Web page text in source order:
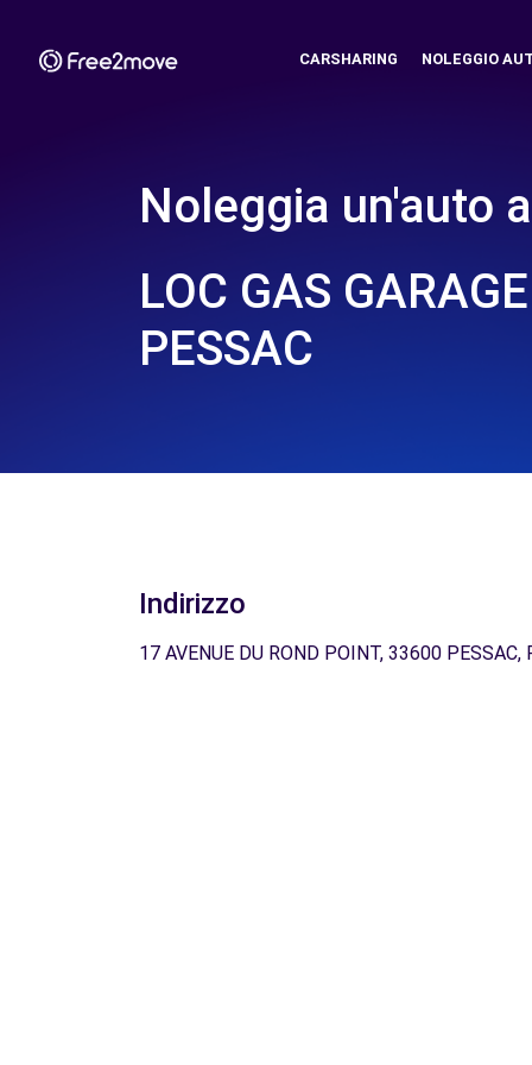
CARSHARING NOLEGGIO
Noleggia un'auto a
LOC GAS
PESSAC
Indirizzo
17 AVENUE DU ROND POINT, 33600 PESSAC,